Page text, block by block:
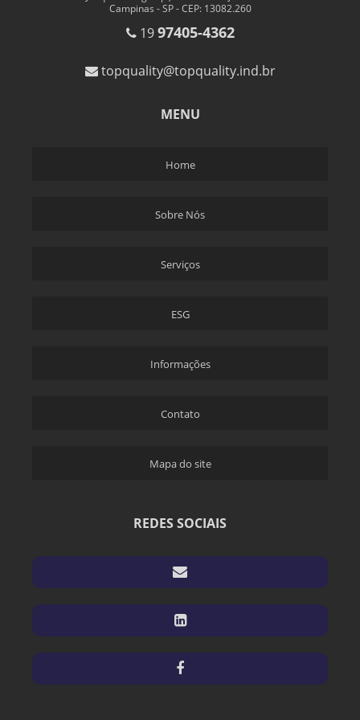
TREINAMENTO DE LEAN MANUFACTURING
TREINAMENTO IATF 16949
EMBARQUE CONTROLADO NÍVEL 1 E 2
EMBARQUE CONTROLADO CS2 EM CAMPINAS SP
EMPRESA DE SELEÇÃO E RETRABALHO DE PEÇAS EM CAMPINAS
EMPRESA DE SELEÇÃO E RETRABALHO DE PEÇAS EM SP
EMPRESAS DE EMBARQUE CONTROLADO CS2 EM CAMPINAS
EMPRESAS DE EMBARQUE CONTROLADO CS2 EM SP
EMPRESAS DE EMBARQUE CONTROLADO EM CAMPINAS SP
RETRABALHO DE PEÇAS EM CAMPINAS
Campinas - SP - CEP: 13082.260
1997405-4362
topquality@topquality.ind.br
MENU
Home
Sobre Nós
Serviços
ESG
Informações
Contato
Mapa do site
REDES SOCIAIS